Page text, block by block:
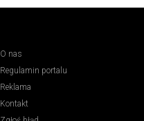
O nas
Regulamin portalu
Reklama
Kontakt